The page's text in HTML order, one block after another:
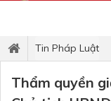
Tin Pháp Luật
Thẩm quyền